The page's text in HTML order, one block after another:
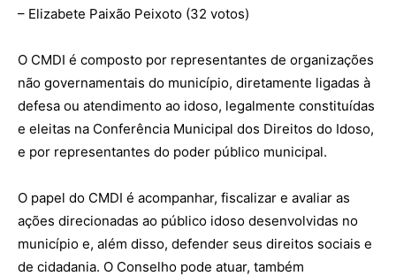
– Elizabete Paixão Peixoto (32 votos)
O CMDI é composto por representantes de organizações
não governamentais do município, diretamente ligadas à
defesa ou atendimento ao idoso, legalmente constituídas
e eleitas na Conferência Municipal dos Direitos do Idoso,
e por representantes do poder público municipal.
O papel do CMDI é acompanhar, fiscalizar e avaliar as
ações direcionadas ao público idoso desenvolvidas no
município e, além disso, defender seus direitos sociais e
de cidadania. O Conselho pode atuar, também